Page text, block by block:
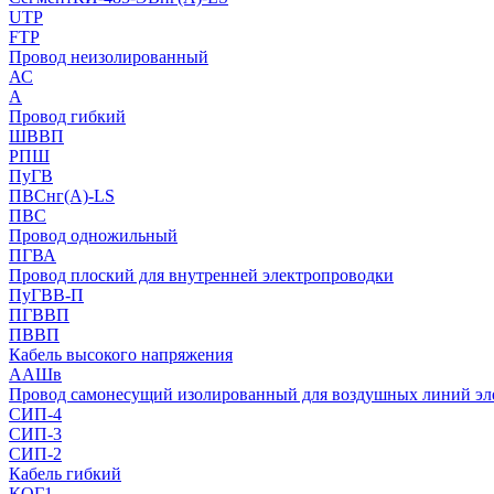
UTP
FTP
Провод неизолированный
АС
А
Провод гибкий
ШВВП
РПШ
ПуГВ
ПВСнг(А)-LS
ПВС
Провод одножильный
ПГВА
Провод плоский для внутренней электропроводки
ПуГВВ-П
ПГВВП
ПВВП
Кабель высокого напряжения
ААШв
Провод самонесущий изолированный для воздушных линий
СИП-4
СИП-3
СИП-2
Кабель гибкий